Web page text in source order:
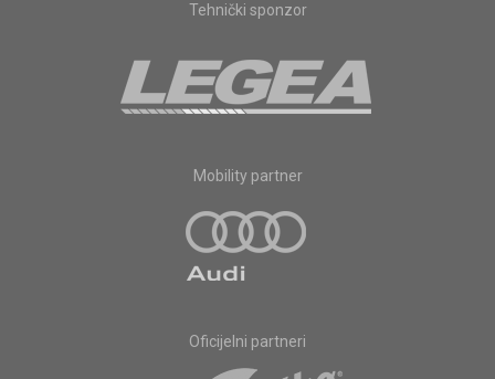
Tehnički sponzor
Mobility partner
Oficijelni partneri